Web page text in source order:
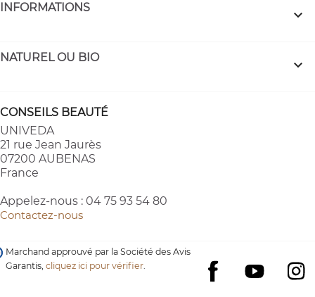
INFORMATIONS 
NATUREL OU BIO 
CONSEILS BEAUTÉ
UNIVEDA
21 rue Jean Jaurès
07200 AUBENAS
France
Appelez-nous : 04 75 93 54 80
Contactez-nous
Facebook
YouTube
Marchand approuvé par la Société des Avis
Garantis,cliquez ici pour vérifier.